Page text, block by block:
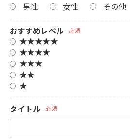
男性
女性 その他
おすすめレベル 必須
★★★★★
★★★★
★★★
★★
★
タイトル
必須